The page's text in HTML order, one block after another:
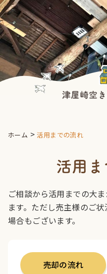
コ
ン
テ
ン
ツ
へ
ホーム >活用までの流れ
ご相談から活用までの大
ます。ただし売主様のご
場合もございます。
売却の流れ